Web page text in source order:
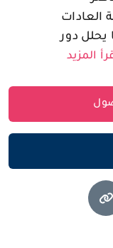
العادات
يحلل دور
المزيد